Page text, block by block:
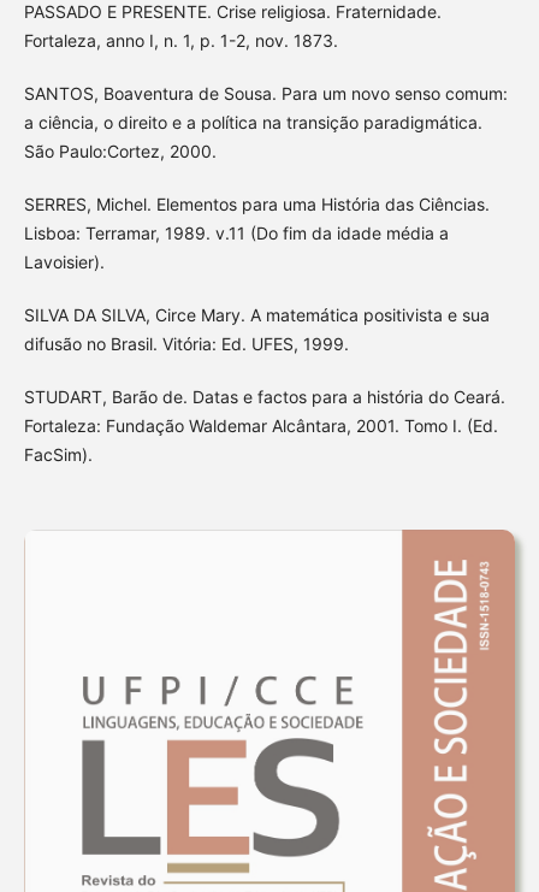
PASSADO E PRESENTE. Crise religiosa. Fraternidade.
Fortaleza, anno I, n. 1, p. 1-2, nov. 1873.
SANTOS, Boaventura de Sousa. Para um novo senso comum:
a ciência, o direito e a política na transição paradigmática.
São Paulo:Cortez, 2000.
SERRES, Michel. Elementos para uma História das Ciências.
Lisboa: Terramar, 1989. v.11 (Do fim da idade média a
Lavoisier).
SILVA DA SILVA, Circe Mary. A matemática positivista e sua
difusão no Brasil. Vitória: Ed. UFES, 1999.
STUDART, Barão de. Datas e factos para a história do Ceará.
Fortaleza: Fundação Waldemar Alcântara, 2001. Tomo I. (Ed.
FacSim).